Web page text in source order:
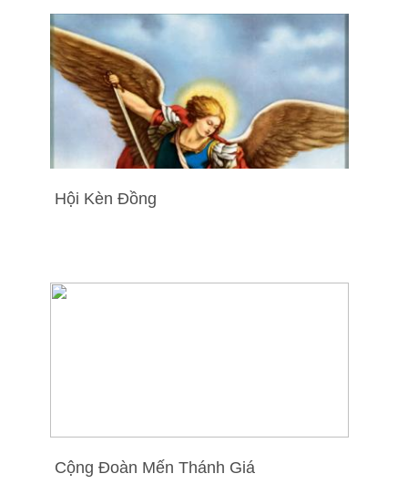
Hội Kèn Đồng
Cộng Đoàn Mến Thánh Giá